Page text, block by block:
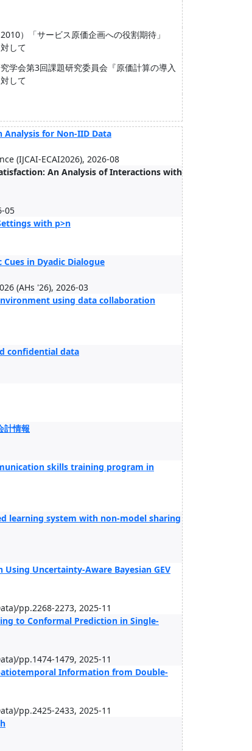
）「サービス原価企画への役割期待」
して
学会第3回課題研究委員会『原価計算の導入
して
Analysis for Non-IID Data
(IJCAI-ECAI2026), 2026-08
An Analysis of Interactions with
05
with p>n
in Dyadic Dialogue
(AHs '26), 2026-03
using data collaboration
confidential data
計情報
skills training program in
learning system with non-model sharing
Uncertainty-Aware Bayesian GEV
pp.2268-2273, 2025-11
to Conformal Prediction in Single-
pp.1474-1479, 2025-11
Information from Double-
pp.2425-2433, 2025-11